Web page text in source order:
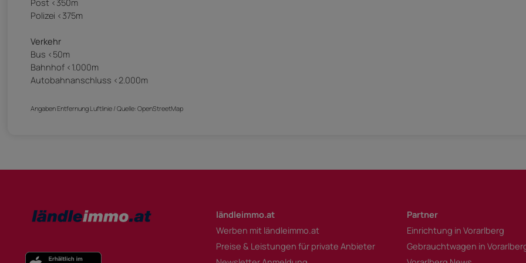
Post <350m
Polizei <375m
Verkehr
Bus <50m
Bahnhof <1.000m
Autobahnanschluss <2.000m
Angaben Entfernung Luftlinie / Quelle: OpenStreetMap
ländleimmo.at
Werben mit ländleimmo.at
Preise & Leistungen für private Anbieter
Partner
Einrichtung in Vorarlberg
Gebrauchtwagen in